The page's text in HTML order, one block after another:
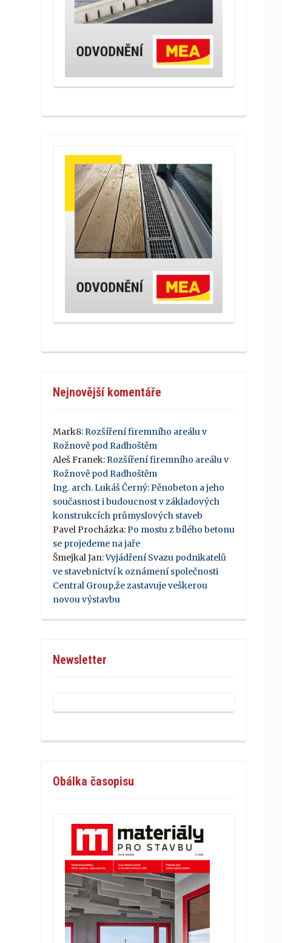
Nejnovější komentáře
Mark8:Rozšíření firemního areálu v
Rožnově pod Radhoštěm
Aleš Franek:Rozšíření firemního areálu v
Rožnově pod Radhoštěm
Ing. arch. Lukáš Černý:Pěnobeton a jeho
současnost i budoucnost v základových
konstrukcích průmyslových staveb
Pavel Procházka:Po mostu z bílého betonu
se projedeme na jaře
Šmejkal Jan:Vyjádření Svazu podnikatelů
ve stavebnictví k oznámení společnosti
Central Group,že zastavuje veškerou
novou výstavbu
Newsletter
Obálka časopisu